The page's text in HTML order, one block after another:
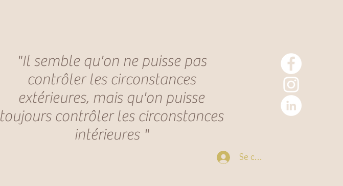
"Il semble qu'on ne puisse pas
contrôler les circonstances
extérieures, mais qu'on puisse
toujours contrôler les circonstances
intérieures "
Se connecter